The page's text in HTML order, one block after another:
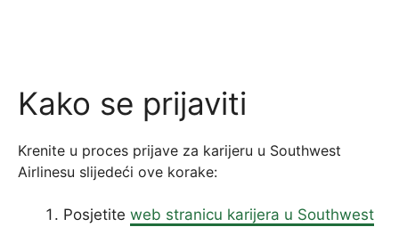
Kako se prijaviti
Krenite u proces prijave za karijeru u Southwest
Airlinesu slijedeći ove korake:
Posjetite web stranicu karijera u Southwest